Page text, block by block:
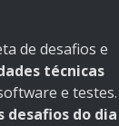
de desafios e
técnicas
e testes.
desafios do dia